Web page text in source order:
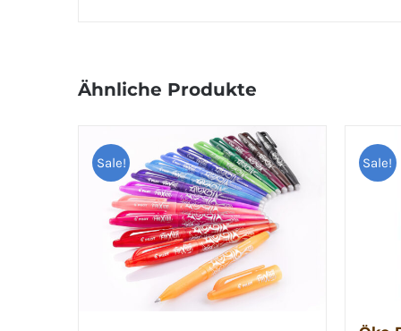
Ähnliche Produkte
Sale! Sale!